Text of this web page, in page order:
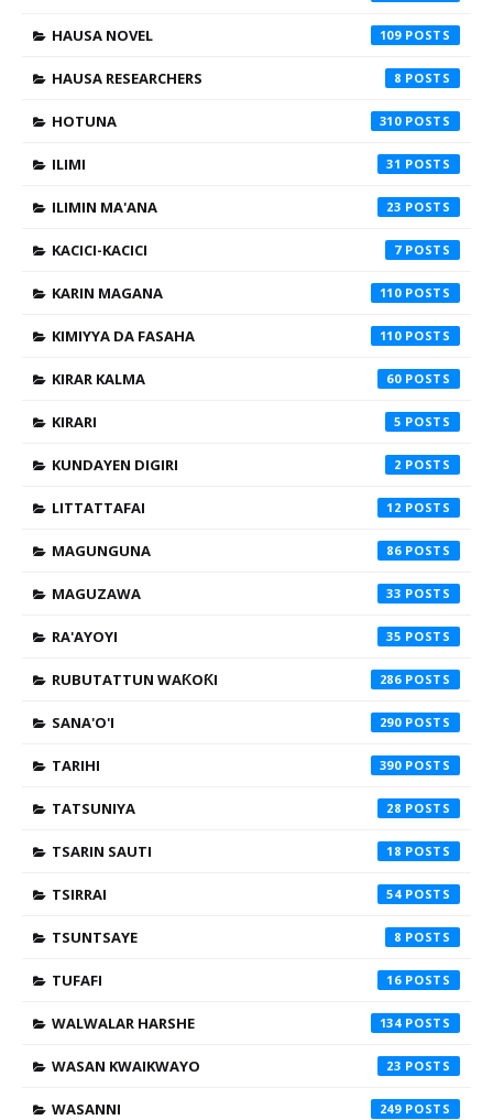
HAUSA NOVEL 109
HAUSA RESEARCHERS 8
HOTUNA 310
ILIMI 31
ILIMIN MA'ANA 23
KACICI-KACICI 7
KARIN MAGANA 110
KIMIYYA DA FASAHA 110
KIRAR KALMA 60
KIRARI 5
KUNDAYEN DIGIRI 2
LITTATTAFAI 12
MAGUNGUNA 86
MAGUZAWA 33
RA'AYOYI 35
RUBUTATTUN WAƘOƘI 286
SANA'O'I 290
TARIHI 390
TATSUNIYA 28
TSARIN SAUTI 18
TSIRRAI 54
TSUNTSAYE 8
TUFAFI 16
WALWALAR HARSHE 134
WASAN KWAIKWAYO 23
WASANNI 249